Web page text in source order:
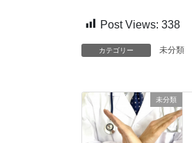
Post Views: 338
カテゴリー 未分類
未分類